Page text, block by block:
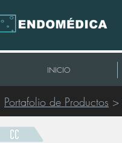
INICIO
Portafolio de Productos >